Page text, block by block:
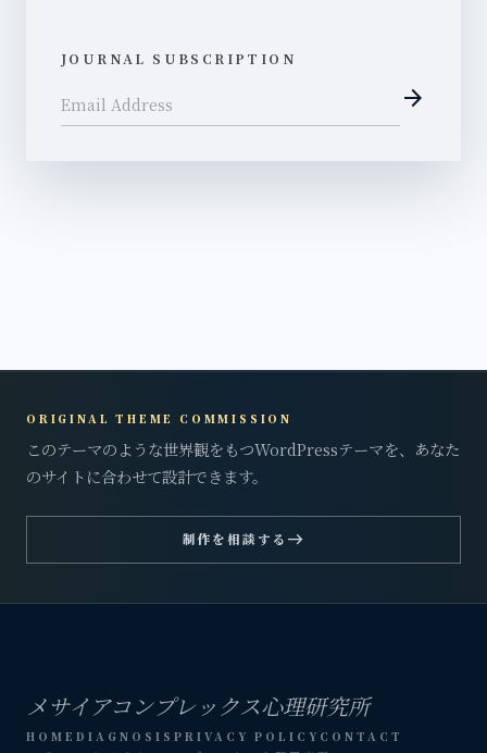
JOURNAL SUBSCRIPTION
arrow_forward
ORIGINAL THEME COMMISSION
このテーマのような世界観をもつWordPressテーマを、あなた
のサイトに合わせて設計できます。
制作を相談する east
メサイアコンプレックス心理研究所
HOME DIAGNOSIS PRIVACY POLICY CONTACT